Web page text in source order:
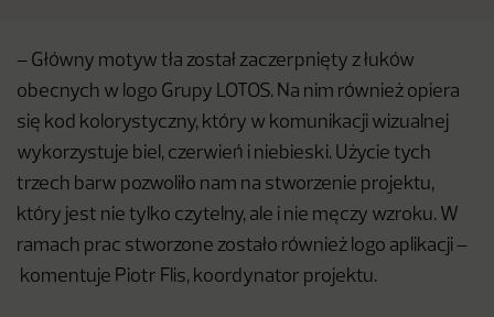
– Główny motyw tła został zaczerpnięty z łuków
obecnych w logo Grupy LOTOS. Na nim również opiera
się kod kolorystyczny, który w komunikacji wizualnej
wykorzystuje biel, czerwień i niebieski. Użycie tych
trzech barw pozwoliło nam na stworzenie projektu,
który jest nie tylko czytelny, ale i nie męczy wzroku. W
ramach prac stworzone zostało również logo aplikacji –
komentuje Piotr Flis, koordynator projektu.